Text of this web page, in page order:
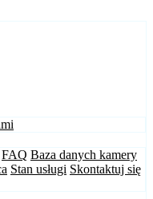
FAQ Baza danych kamery
Stan usługi Skontaktuj się